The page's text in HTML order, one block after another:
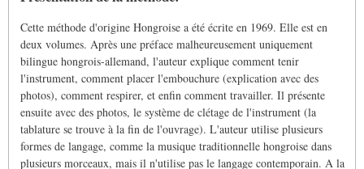
Cette méthode d'origine Hongroise a été écrite en 1969. Elle est en
deux volumes. Après une préface malheureusement uniquement
bilingue hongrois-allemand, l'auteur explique comment tenir
l'instrument, comment placer l'embouchure (explication avec des
photos), comment respirer, et enfin comment travailler. Il présente
ensuite avec des photos, le système de clétage de l'instrument (la
tablature se trouve à la fin de l'ouvrage). L'auteur utilise plusieurs
formes de langage, comme la musique traditionnelle hongroise dans
plusieurs morceaux, mais il n'utilise pas le langage contemporain. A la